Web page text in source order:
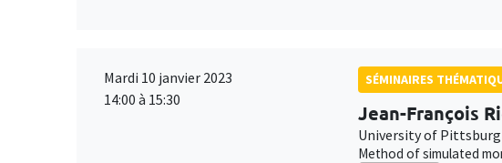
Mardi 10 janvier 2023
14:00 à 15:30
SÉMINAIRES
Jean-François
University of
Method of simulated